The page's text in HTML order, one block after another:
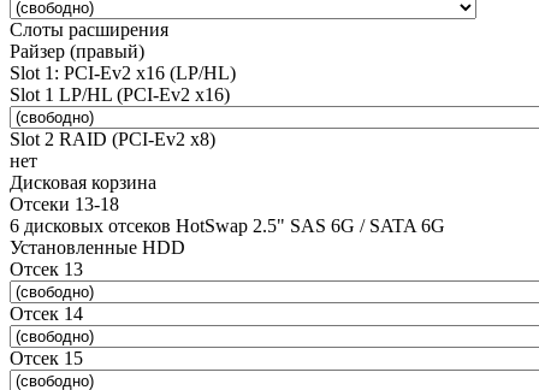
Слоты расширения
Райзер (правый)
Slot 1: PCI-Ev2 x16 (LP/HL)
Slot 1 LP/HL (PCI-Ev2 x16)
Slot 2 RAID (PCI-Ev2 x8)
нет
Дисковая корзина
Отсеки 13-18
6 дисковых отсеков HotSwap 2.5" SAS 6G / SATA 6G
Установленные HDD
Отсек 13
Отсек 14
Отсек 15